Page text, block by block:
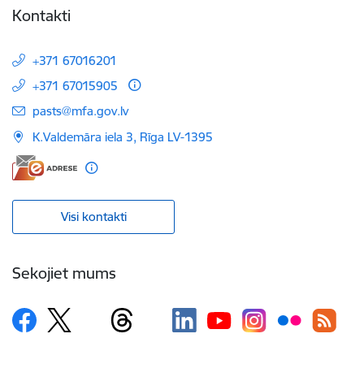
Kontakti
+371 67016201
+371 67015905
E-pasts:
pasts@mfa.gov.lv
K.Valdemāra iela 3, Rīga LV-1395
Visi kontakti
Sekojiet mums